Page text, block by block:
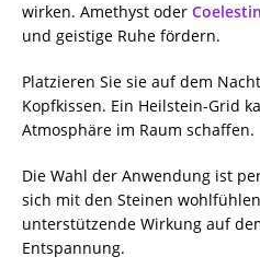
wirken. Amethyst oder Coelestin
und geistige Ruhe fördern.
Platzieren Sie sie auf dem
Kopfkissen. Ein Heilstein-Grid
Atmosphäre im Raum schaffen.
Die Wahl der Anwendung ist
sich mit den Steinen
unterstützende Wirkung auf
Entspannung.